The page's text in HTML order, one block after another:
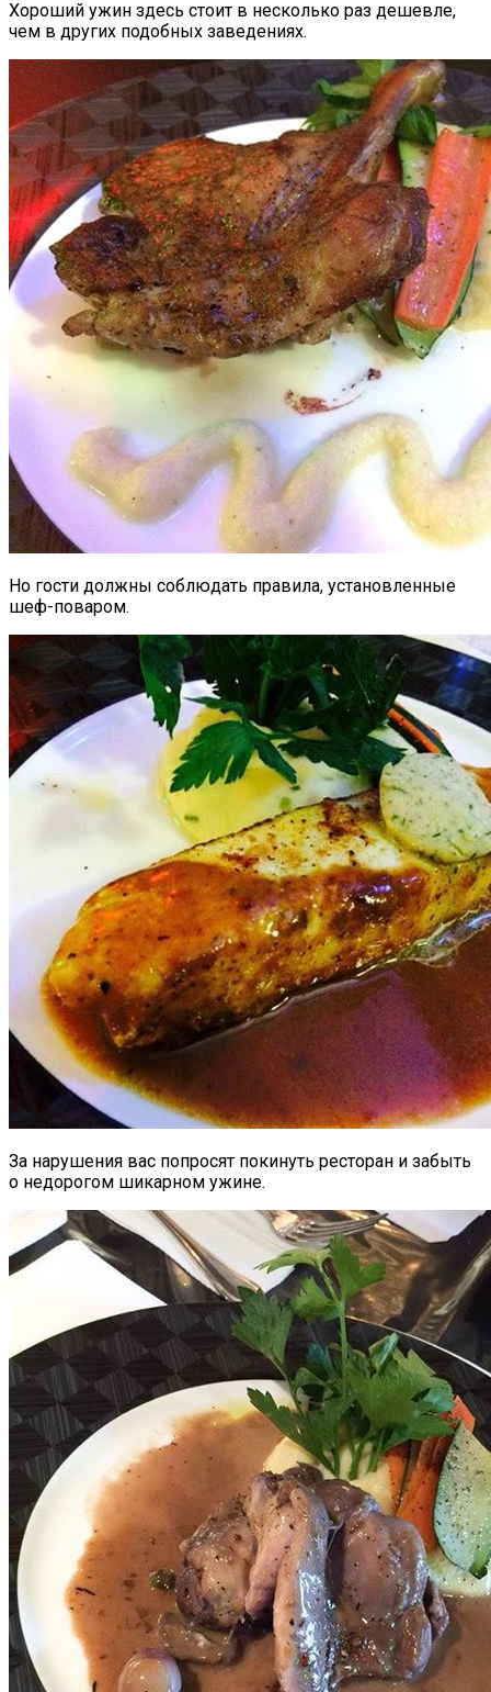
Хороший ужин здесь стоит в несколько раз дешевле,
чем в других подобных заведениях.
Но гости должны соблюдать правила, установленные
шеф-поваром.
За нарушения вас попросят покинуть ресторан и забыть
о недорогом шикарном ужине.